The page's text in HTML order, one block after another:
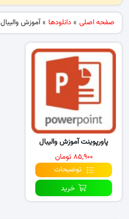
صفحه اصلی » دانلودها » آموزش والیبال
پاورپوینت آموزش والیبال
۸۵,۹۰۰ تومان
توضیحات
خرید